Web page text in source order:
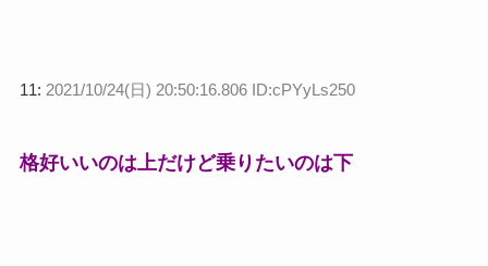
11: 2021/10/24(日) 20:50:16.806 ID:cPYyLs250
格好いいのは上だけど乗りたいのは下